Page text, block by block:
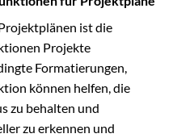
ist die
Projekte
Formatierungen,
können helfen, die
zu behalten und
zu erkennen und